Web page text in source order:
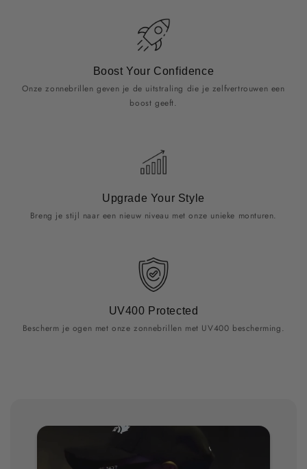
Boost Your Confidence
Onze zonnebrillen geven je de uitstraling die je zelfvertrouwen een
boost geeft.
Upgrade Your Style
Breng je stijl naar een nieuw niveau met onze unieke monturen.
UV400 Protected
Bescherm je ogen met onze zonnebrillen met UV400 bescherming.